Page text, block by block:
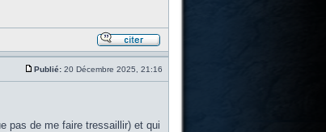
Publié:20 Décembre 2025, 21:16
pas de me faire tressaillir) et qui